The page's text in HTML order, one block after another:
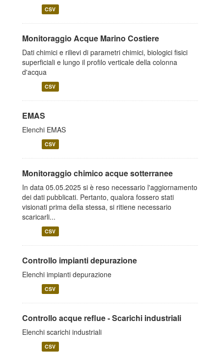
CSV
Monitoraggio Acque Marino Costiere
Dati chimici e rilievi di parametri chimici, biologici fisici
superficiali e lungo il profilo verticale della colonna
d'acqua
CSV
EMAS
Elenchi EMAS
CSV
Monitoraggio chimico acque sotterranee
In data 05.05.2025 si è reso necessario l'aggiornamento
dei dati pubblicati. Pertanto, qualora fossero stati
visionati prima della stessa, si ritiene necessario
scaricarli...
CSV
Controllo impianti depurazione
Elenchi impianti depurazione
CSV
Controllo acque reflue - Scarichi industriali
Elenchi scarichi industriali
CSV